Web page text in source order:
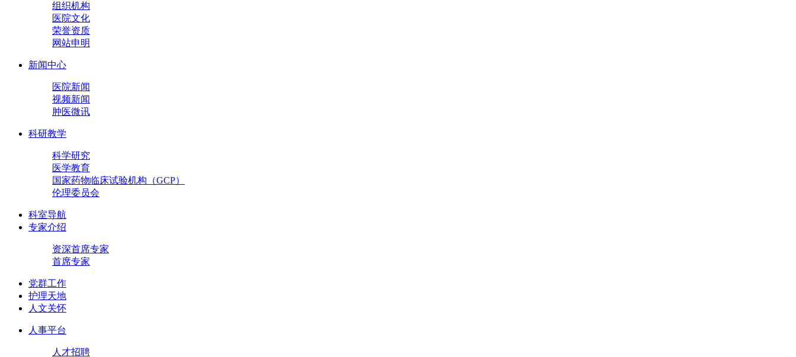
组织机构
医院文化
荣誉资质
网站申明
新闻中心
医院新闻
视频新闻
肿医微讯
科研教学
科学研究
医学教育
国家药物临床试验机构（GCP）
伦理委员会
科室导航
专家介绍
资深首席专家
首席专家
党群工作
护理天地
人文关怀
人事平台
人才招聘